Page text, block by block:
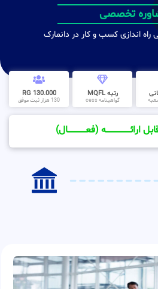
تخصصی
اندازی کسب و کار در دانمارک
رتبه MQFL
گواهینامه cess
130.000 RG
130 هزار ثبت موفق
(فعـــــــــــــــال)